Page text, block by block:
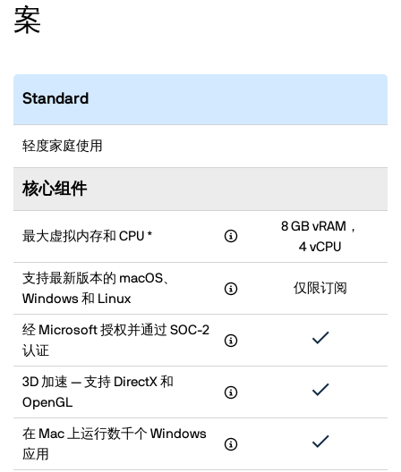
案
Standard
轻度家庭使用
核心组件
最大虚拟内存和 CPU *
8 GB vRAM，
4 vCPU
支持最新版本的 macOS、
Windows 和 Linux
仅限订阅
经 Microsoft 授权并通过 SOC-2
认证
3D 加速 — 支持 DirectX 和
OpenGL
在 Mac 上运行数千个 Windows
应用